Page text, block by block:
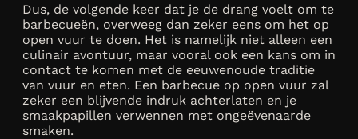
Dus, de volgende keer dat je de drang voelt om te
barbecueën, overweeg dan zeker eens om het op
open vuur te doen. Het is namelijk niet alleen een
culinair avontuur, maar vooral ook een kans om in
contact te komen met de eeuwenoude traditie
van vuur en eten. Een barbecue op open vuur zal
zeker een blijvende indruk achterlaten en je
smaakpapillen verwennen met ongeëvenaarde
smaken.